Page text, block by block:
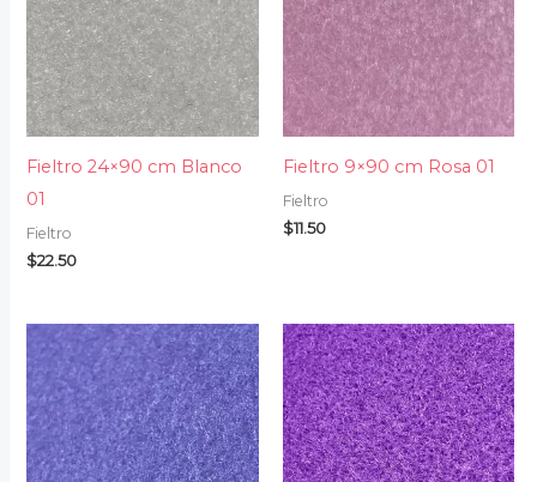
Fieltro 24×90 cm Blanco
01
Fieltro
$22.50
Fieltro 9×90 cm Rosa 01
Fieltro
$11.50